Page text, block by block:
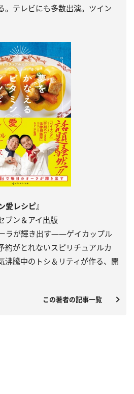
。テレビにも多数出演。ツイン
愛レシピ』
ブン＆アイ出版
ラが輝き出す――ゲイカップル
約がとれないスピリチュアルカ
沸騰中のトシ＆リティが作る、開
この著者の記事一覧